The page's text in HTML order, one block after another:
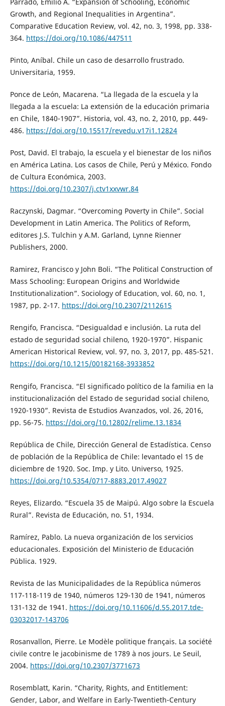
Parrado, Emilio A. “Expansion of Schooling, Economic
Growth, and Regional Inequalities in Argentina”.
Comparative Education Review, vol. 42, no. 3, 1998, pp. 338-
364. https://doi.org/10.1086/447511
Pinto, Aníbal. Chile un caso de desarrollo frustrado.
Universitaria, 1959.
Ponce de León, Macarena. “La llegada de la escuela y la
llegada a la escuela: La extensión de la educación primaria
en Chile, 1840-1907”. Historia, vol. 43, no. 2, 2010, pp. 449-
486. https://doi.org/10.15517/revedu.v17i1.12824
Post, David. El trabajo, la escuela y el bienestar de los niños
en América Latina. Los casos de Chile, Perú y México. Fondo
de Cultura Económica, 2003.
https://doi.org/10.2307/j.ctv1xxvwr.84
Raczynski, Dagmar. “Overcoming Poverty in Chile”. Social
Development in Latin America. The Politics of Reform,
editores J.S. Tulchin y A.M. Garland, Lynne Rienner
Publishers, 2000.
Ramirez, Francisco y John Boli. “The Political Construction of
Mass Schooling: European Origins and Worldwide
Institutionalization”. Sociology of Education, vol. 60, no. 1,
1987, pp. 2-17. https://doi.org/10.2307/2112615
Rengifo, Francisca. “Desigualdad e inclusión. La ruta del
estado de seguridad social chileno, 1920-1970”. Hispanic
American Historical Review, vol. 97, no. 3, 2017, pp. 485-521.
https://doi.org/10.1215/00182168-3933852
Rengifo, Francisca. “El significado político de la familia en la
institucionalización del Estado de seguridad social chileno,
1920-1930”. Revista de Estudios Avanzados, vol. 26, 2016,
pp. 56-75. https://doi.org/10.12802/relime.13.1834
República de Chile, Dirección General de Estadística. Censo
de población de la República de Chile: levantado el 15 de
diciembre de 1920. Soc. Imp. y Lito. Universo, 1925.
https://doi.org/10.5354/0717-8883.2017.49027
Reyes, Elizardo. “Escuela 35 de Maipú. Algo sobre la Escuela
Rural”. Revista de Educación, no. 51, 1934.
Ramírez, Pablo. La nueva organización de los servicios
educacionales. Exposición del Ministerio de Educación
Pública. 1929.
Revista de las Municipalidades de la República números
117-118-119 de 1940, números 129-130 de 1941, números
131-132 de 1941. https://doi.org/10.11606/d.55.2017.tde-
03032017-143706
Rosanvallon, Pierre. Le Modèle politique français. La société
civile contre le jacobinisme de 1789 à nos jours. Le Seuil,
2004. https://doi.org/10.2307/3771673
Rosemblatt, Karin. “Charity, Rights, and Entitlement:
Gender, Labor, and Welfare in Early-Twentieth-Century